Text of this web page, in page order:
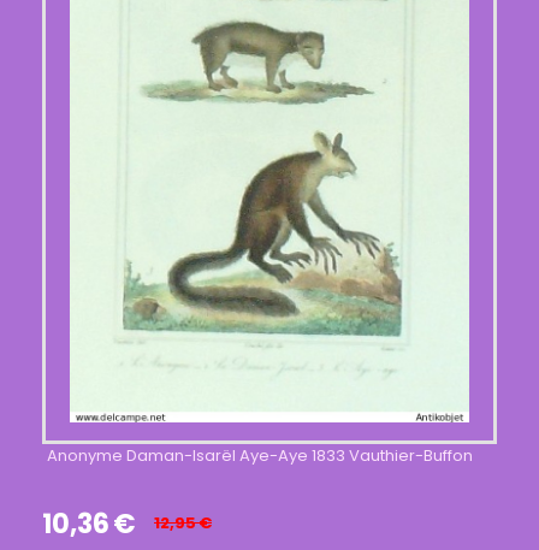
Anonyme Daman-Isarël Aye-Aye 1833 Vauthier-Buffon
10,36€ 12,95€